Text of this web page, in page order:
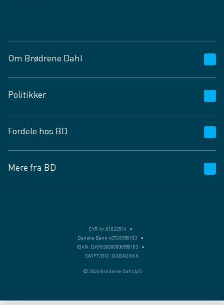
Om Brødrene Dahl
Vagttelefon 30 10 89 89
Spørgsmål og svar
Job og karriere
Fødevarekontrolrapport
Politikker
Privatlivspolitik
Cookies
Vilkår og betingelser
Fordele hos BD
BD app
BD.dk services
Mere fra BD
CVR nr. 81822514
Danske Bank 4073 8558183
IBAN: DK9830000008558183
SWIFT/BIC: DABADKKK
© 2026 Brødrene Dahl A/S